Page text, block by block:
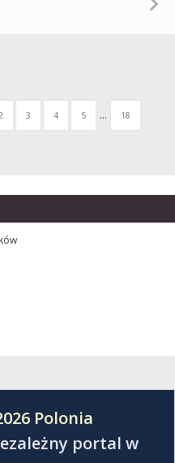
3 4 5 ... 18
Polonia
portal w